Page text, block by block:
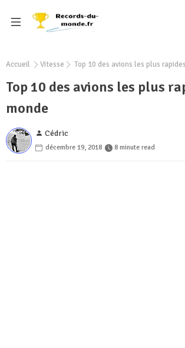
Accueil Vitesse Top 10 des avions les plus
Top 10 des avions les plus
monde
Cédric
décembre 19, 2018 8 minute read